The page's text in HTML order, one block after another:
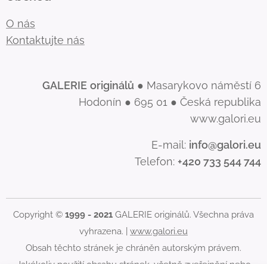
O nás
Kontaktujte nás
GALERIE originálů ● Masarykovo náměstí 6
Hodonín ● 695 01 ● Česká republika
www.galori.eu
E-mail: info@galori.eu
Telefon: +420 733 544 744
Copyright © 1999 - 2021 GALERIE originálů. Všechna práva
vyhrazena. | www.galori.eu
Obsah těchto stránek je chráněn autorským právem.